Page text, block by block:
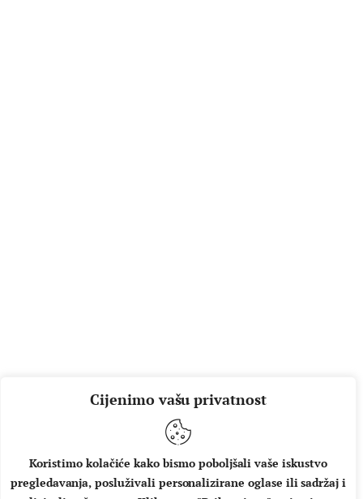
Cijenimo vašu privatnost
Koristimo kolačiće kako bismo poboljšali vaše iskustvo
pregledavanja, posluživali personalizirane oglase ili sadržaj i